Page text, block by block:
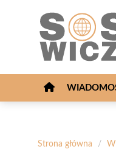
Strona główna /